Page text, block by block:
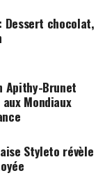
chocolat,
Apithy-Brunet
Mondiaux
Styleto révèle